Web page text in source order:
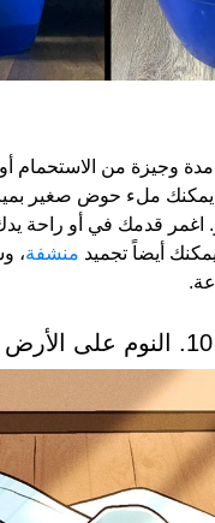
مدة وجيزة من الاستحمام
ملء حوض صغير
قدمك في أو راحة يدك
أيضاً تجميد منشفة،
10. النوم على الأرض